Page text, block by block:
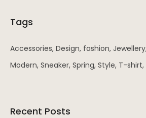
Tags
Accessories Design fashion Jewellery
Modern Sneaker Spring Style T-shirt
Recent Posts